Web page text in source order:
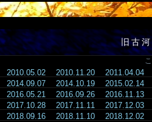
旧古
2010.05.02 2010.11.20
2011.04.04
2014.09.07 2014.10.19
2015.02.14
2016.05.21 2016.09.26
2016.11.13
2017.10.28 2017.11.11
2017.12.03
2018.09.16 2018.11.10
2018.12.02